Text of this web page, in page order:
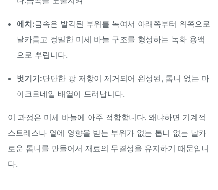
에치:금속은 발각된 부위를 녹여서 아래쪽부터 위쪽으로
날카롭고 정밀한 미세 바늘 구조를 형성하는 녹화 용액
으로 뿌립니다.
벗기기:단단한 광 저항이 제거되어 완성된, 톱니 없는 마
이크로네일 배열이 드러납니다.
이 과정은 미세 바늘에 아주 적합합니다. 왜냐하면 기계적
스트레스나 열에 영향을 받는 부위가 없는 톱니 없는 날카
로운 톱니를 만들어서 재료의 무결성을 유지하기 때문입니
다.